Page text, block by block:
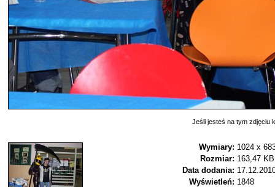
Jeśli jesteś na tym zdjęciu
Wymiary: 1024 x
Rozmiar: 163,47 KB
Data dodania:
Wyświetleń: 1848